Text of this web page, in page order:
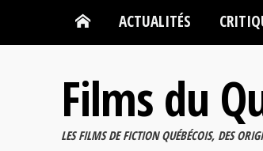
ACTUALITÉS
Films du
LES FILMS DE FICTION QUÉBÉCOIS, DES